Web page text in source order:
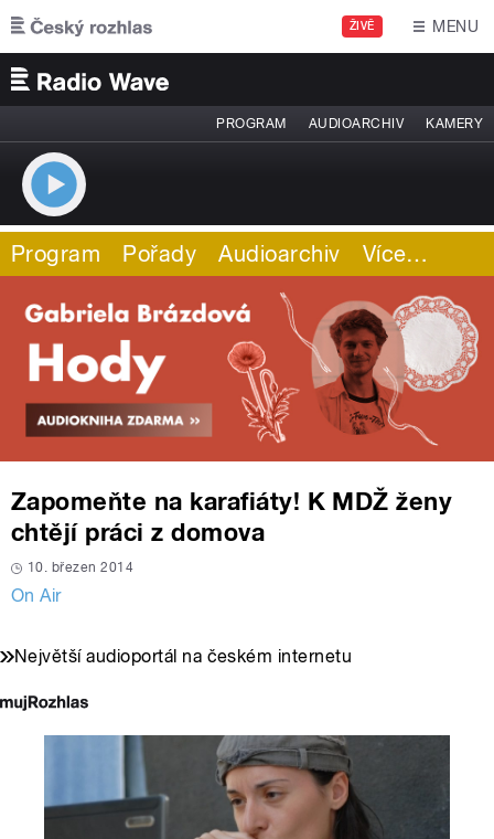
Přejít k hlavnímu obsahu
ŽIVĚ MENU
PROGRAM AUDIOARCHIV KAMERY
Program Pořady Audioarchiv Více…
Zapomeňte na karafiáty! K MDŽ ženy
chtějí práci z domova
10. březen 2014
On Air
Největší audioportál na českém internetu